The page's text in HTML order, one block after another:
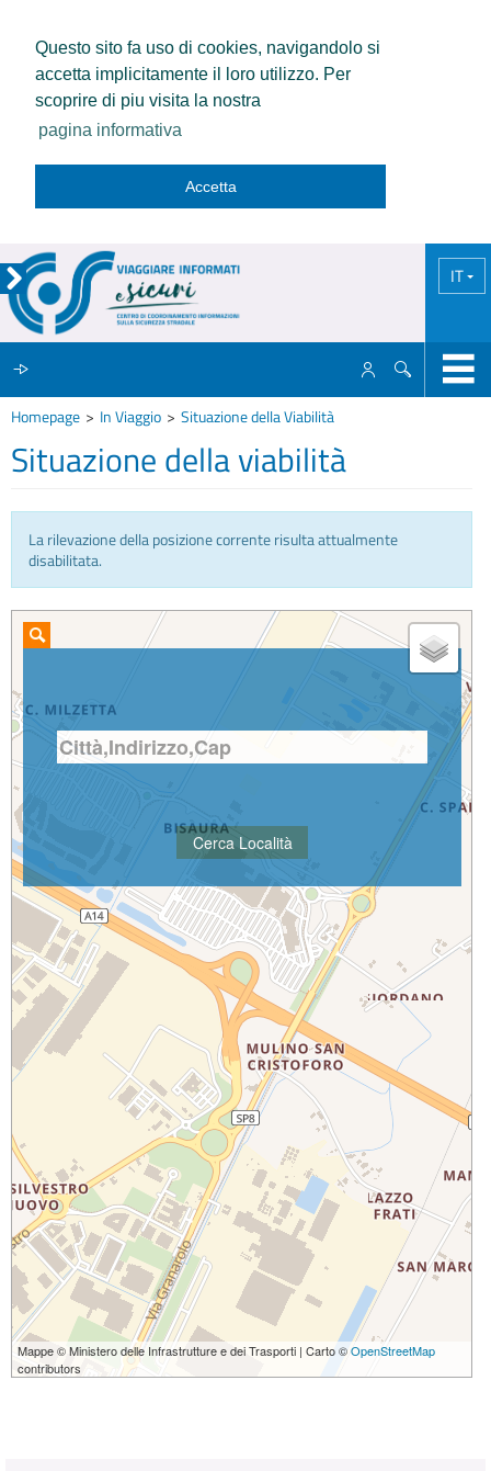
Questo sito fa uso di cookies, navigandolo si
accetta implicitamente il loro utilizzo. Per
scoprire di piu visita la nostra
pagina informativa
Accetta
IT
IL CCISS
INFO E MEDIA
IN VIAGGIO
Homepage In Viaggio Situazione della Viabilità
Situazione della viabilità
La rilevazione della posizione corrente risulta attualmente
disabilitata.
Mappe © Ministero delle Infrastrutture e dei Trasporti | Carto ©OpenStreetMap
contributors